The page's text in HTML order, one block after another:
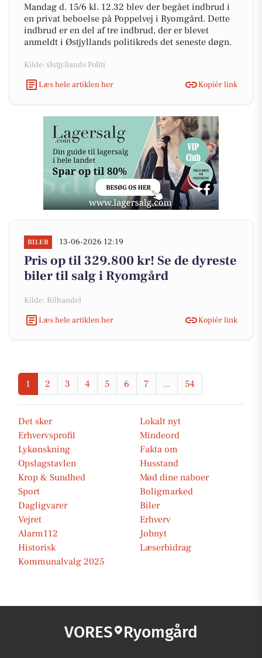
Mandag d. 15/6 kl. 12.32 blev der begået indbrud i
en privat beboelse på Poppelvej i Ryomgård. Dette
indbrud er en del af tre indbrud, der er blevet
anmeldt i Østjyllands politikreds det seneste døgn.
Kilde: Østjyllands Politi
Læs hele artiklen her
Kopiér link
BILER 13-06-2026 12:19
Pris op til 329.800 kr! Se de dyreste
biler til salg i Ryomgård
Kilde: Bilhandel
Læs hele artiklen her
Kopiér link
1 2 3 4 5 6 7 ... 54
Det sker
Lokalt nyt
Erhvervsprofil
Mindeord
Lykønskning
Fakta om
Opslagstavlen
Husstand
Krop & Sundhed
Mød dine naboer
Sport
Boligmarked
Dagligvarer
Biler
Vejret
Erhverv
Alarm112
Jobnyt
Historisk
Læserbidrag
Kommunalvalg 2025
VORES Ryomgård